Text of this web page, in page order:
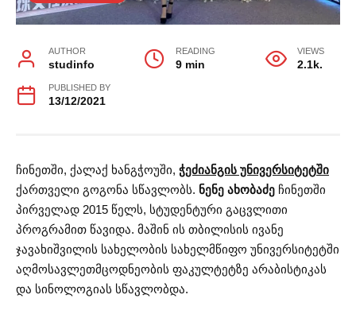
AUTHOR
studinfo
READING
9 min
VIEWS
2.1k.
PUBLISHED BY
13/12/2021
ჩინეთში, ქალაქ ხანგჭოუში, ჭეძიანგის უნივერსიტეტში
ქართველი გოგონა სწავლობს. ნენე ახობაძე ჩინეთში
პირველად 2015 წელს, სტუდენტური გაცვლითი
პროგრამით წავიდა. მაშინ ის თბილისის ივანე
ჯავახიშვილის სახელობის სახელმწიფო უნივერსიტეტში
აღმოსავლეთმცოდნეობის ფაკულტეტზე არაბისტიკას
და სინოლოგიას სწავლობდა.